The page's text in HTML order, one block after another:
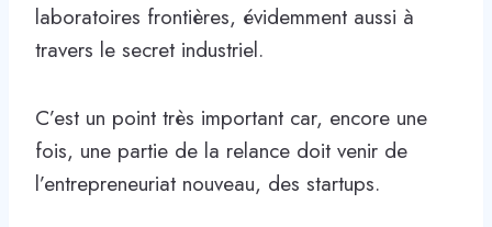
laboratoires frontières, évidemment aussi à
travers le secret industriel.
C’est un point très important car, encore une
fois, une partie de la relance doit venir de
l’entrepreneuriat nouveau, des startups.